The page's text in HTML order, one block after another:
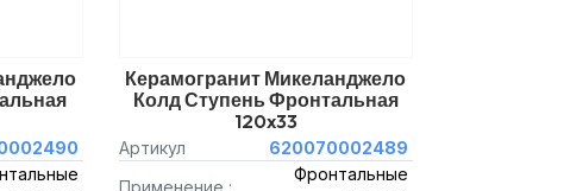
Керамогранит Микеланджело
Колд Ступень Фронтальная
120x33
Артикул
620070002489
Применение :
Фронтальные